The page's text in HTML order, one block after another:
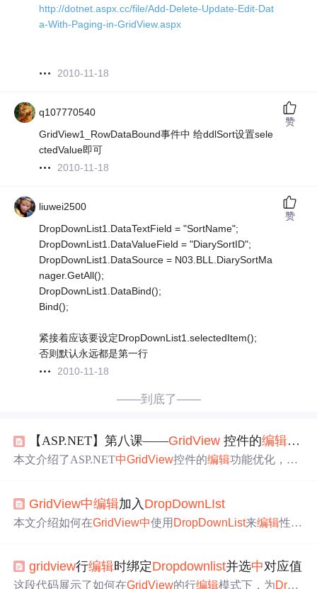
http://dotnet.aspx.cc/file/Add-Delete-Update-Edit-Dat
a-With-Paging-in-GridView.aspx
2010-11-18
q107770540
GridView1_RowDataBound事件中 给ddlSort设置sele
ctedValue即可
2010-11-18
赞
liuwei2500
DropDownList1.DataTextField = "SortName";
DropDownList1.DataValueField = "DiarySortID";
DropDownList1.DataSource = N03.BLL.DiarySortMa
nager.GetAll();
DropDownList1.DataBind();
Bind();
紧接着应该要设定DropDownList1.selectedItem();
否则默认永远都是第一行
2010-11-18
赞
——到底了——
【ASP.NET】第八课——GridView 控件的编辑功能
本文介绍了ASP.NET中GridView控件的编辑功能优化，包
为上传控件、将品牌名称字段替换为下拉列表以及更新操
作。同时，还探讨了鼠标悬浮行数据的高亮显示和隐藏列
GridView中编辑加入 DropDownLIst
本文介绍如何在GridView中使用 DropDown List来编辑性别
gridview行编辑时绑定Dropdownlist并选中对应值
这段代码展示了如何在GridView的行编辑模式下，为Drop